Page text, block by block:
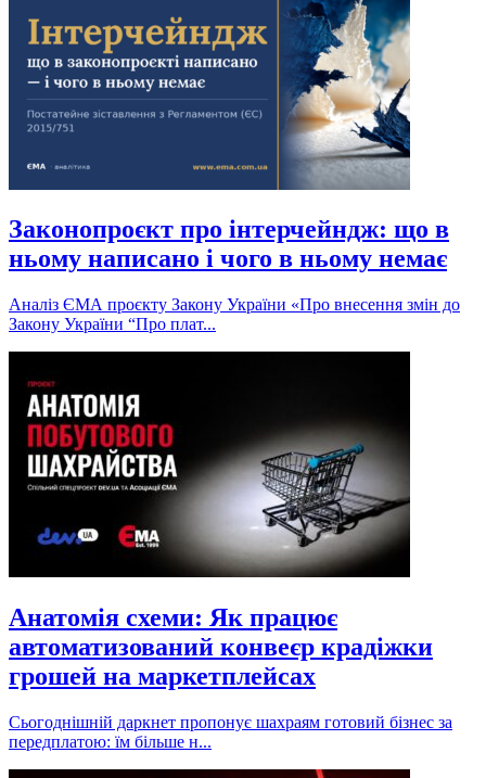
Законопроєкт про інтерчейндж: що в
ньому написано і чого в ньому немає
Аналіз ЄМА проєкту Закону України «Про внесення змін до
Закону України “Про плат...
Анатомія схеми: Як працює
автоматизований конвеєр крадіжки
грошей на маркетплейсах
Сьогоднішній даркнет пропонує шахраям готовий бізнес за
передплатою: їм більше н...